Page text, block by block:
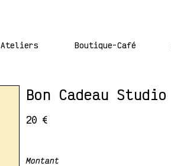
Ateliers Boutique-Café
Bon Cadeau
20 €
Montant